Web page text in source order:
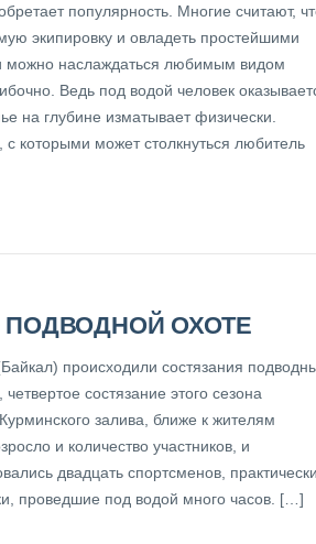
популярность. Многие считают,
экипировку и овладеть простейшими
можно наслаждаться любимым видом
Ведь под водой человек
на глубине изматывает физически.
которыми может столкнуться любитель
ОХОТЕ
происходили состязания
состязание этого сезона
залива, ближе к жителям
и количество участников, и
двадцать спортсменов,
проведшие под водой много часов. […]